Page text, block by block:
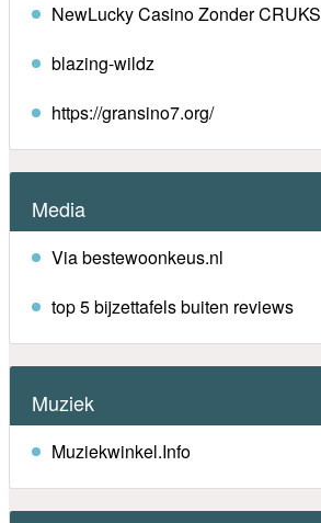
NewLucky Casino Zonder CRUKS
blazing-wildz
https://gransino7.org/
Media
Via bestewoonkeus.nl
top 5 bijzettafels buiten reviews
Muziek
Muziekwinkel.Info